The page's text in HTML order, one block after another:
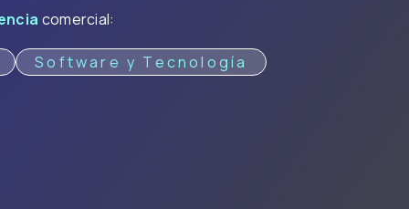
comercial:
Software y Tecnología